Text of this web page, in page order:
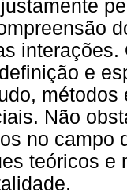
e
Não
no campo
teóricos e